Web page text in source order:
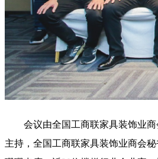
会议由全国工商联家具装饰业商
主持，全国工商联家具装饰业商会